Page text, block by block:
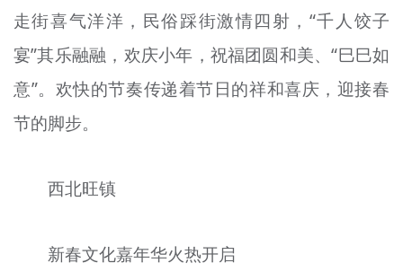
北京宣传文化引导基金
专题
走街喜气洋洋，民俗踩街激情四射，“千人饺子
宴”其乐融融，欢庆小年，祝福团圆和美、“巳巳如
意”。欢快的节奏传递着节日的祥和喜庆，迎接春
节的脚步。
西北旺镇
新春文化嘉年华火热开启